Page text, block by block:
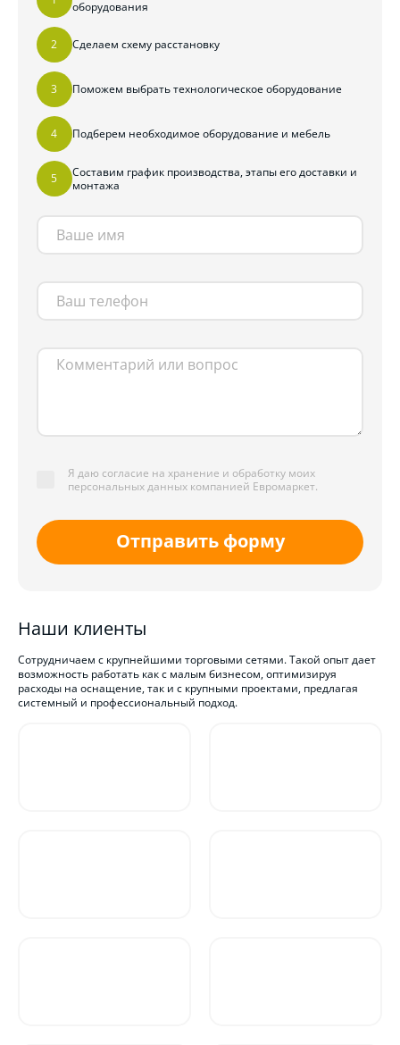
оборудования
Сделаем схему расстановку
Поможем выбрать технологическое оборудование
Подберем необходимое оборудование и мебель
Составим график производства, этапы его доставки и
монтажа
Я даю согласие на хранение и обработку моих
персональных данных компанией Евромаркет.
Отправить форму
Наши клиенты
Сотрудничаем с крупнейшими торговыми сетями. Такой опыт дает
возможность работать как с малым бизнесом, оптимизируя
расходы на оснащение, так и с крупными проектами, предлагая
системный и профессиональный подход.